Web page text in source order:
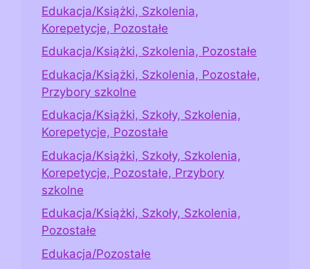
Edukacja/Książki, Szkolenia,
Korepetycje, Pozostałe
Edukacja/Książki, Szkolenia, Pozostałe
Edukacja/Książki, Szkolenia, Pozostałe,
Przybory szkolne
Edukacja/Książki, Szkoły, Szkolenia,
Korepetycje, Pozostałe
Edukacja/Książki, Szkoły, Szkolenia,
Korepetycje, Pozostałe, Przybory
szkolne
Edukacja/Książki, Szkoły, Szkolenia,
Pozostałe
Edukacja/Pozostałe